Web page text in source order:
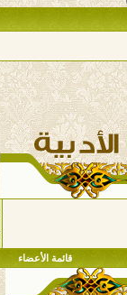
قائمة الأعضاء